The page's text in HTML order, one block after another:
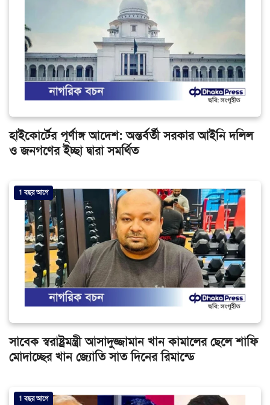
হাইকোর্টের পূর্ণাঙ্গ আদেশ: অন্তর্বর্তী সরকার আইনি দলিল
ও জনগণের ইচ্ছা দ্বারা সমর্থিত
1 বছর আগে
সাবেক স্বরাষ্ট্রমন্ত্রী আসাদুজ্জামান খান কামালের ছেলে শাফি
মোদাচ্ছের খান জ্যোতি সাত দিনের রিমান্ডে
1 বছর আগে